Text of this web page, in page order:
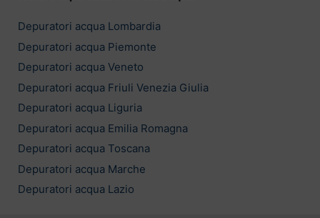
Depuratori acqua Lombardia
Depuratori acqua Piemonte
Depuratori acqua Veneto
Depuratori acqua Friuli Venezia Giulia
Depuratori acqua Liguria
Depuratori acqua Emilia Romagna
Depuratori acqua Toscana
Depuratori acqua Marche
Depuratori acqua Lazio